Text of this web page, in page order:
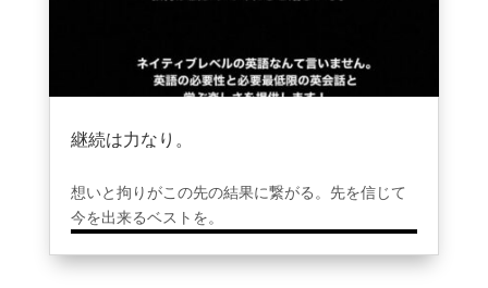
継続は力なり。
想いと拘りがこの先の結果に繋がる。先を信じて
今を出来るベストを。